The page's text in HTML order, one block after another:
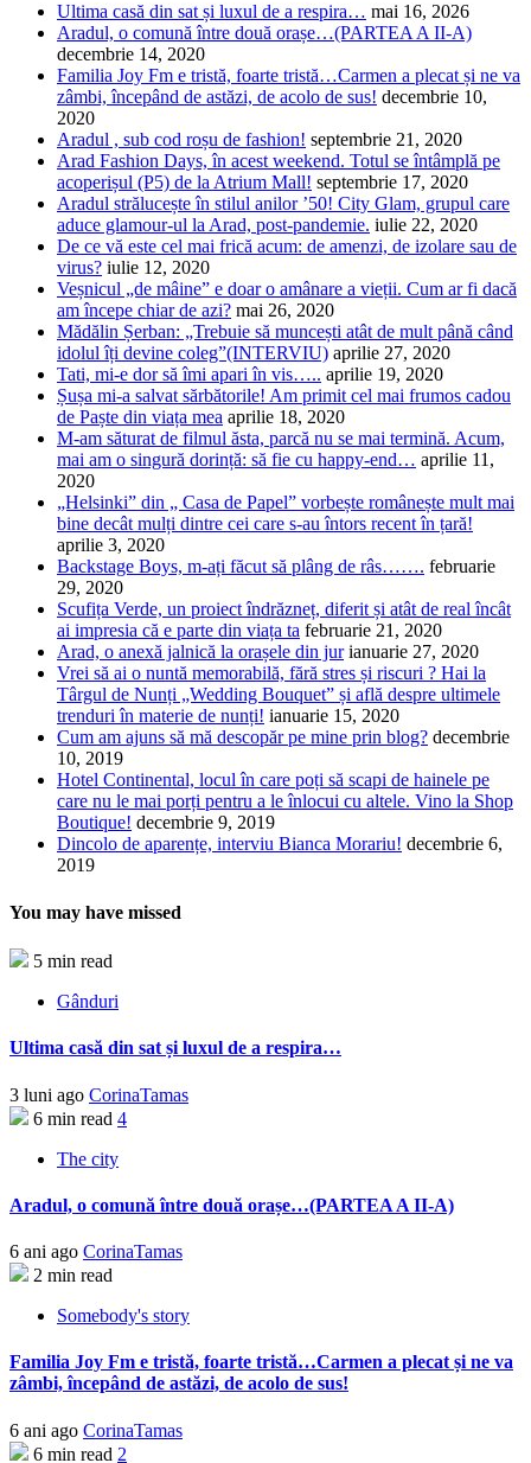
Ultima casă din sat și luxul de a respira… mai 16, 2026
Aradul, o comună între două orașe…(PARTEA A II-A)
decembrie 14, 2020
Familia Joy Fm e tristă, foarte tristă…Carmen a plecat și ne va
zâmbi, începând de astăzi, de acolo de sus! decembrie 10,
2020
Aradul , sub cod roșu de fashion! septembrie 21, 2020
Arad Fashion Days, în acest weekend. Totul se întâmplă pe
acoperișul (P5) de la Atrium Mall! septembrie 17, 2020
Aradul strălucește în stilul anilor ’50! City Glam, grupul care
aduce glamour-ul la Arad, post-pandemie. iulie 22, 2020
De ce vă este cel mai frică acum: de amenzi, de izolare sau de
virus? iulie 12, 2020
Veșnicul „de mâine” e doar o amânare a vieții. Cum ar fi dacă
am începe chiar de azi? mai 26, 2020
Mădălin Șerban: „Trebuie să muncești atât de mult până când
idolul îți devine coleg”(INTERVIU) aprilie 27, 2020
Tati, mi-e dor să îmi apari în vis….. aprilie 19, 2020
Șușa mi-a salvat sărbătorile! Am primit cel mai frumos cadou
de Paște din viața mea aprilie 18, 2020
M-am săturat de filmul ăsta, parcă nu se mai termină. Acum,
mai am o singură dorință: să fie cu happy-end… aprilie 11,
2020
„Helsinki” din „ Casa de Papel” vorbește românește mult mai
bine decât mulți dintre cei care s-au întors recent în țară!
aprilie 3, 2020
Backstage Boys, m-ați făcut să plâng de râs……. februarie
29, 2020
Scufița Verde, un proiect îndrăzneț, diferit și atât de real încât
ai impresia că e parte din viața ta februarie 21, 2020
Arad, o anexă jalnică la orașele din jur ianuarie 27, 2020
Vrei să ai o nuntă memorabilă, fără stres și riscuri ? Hai la
Târgul de Nunți „Wedding Bouquet” și află despre ultimele
trenduri în materie de nunți! ianuarie 15, 2020
Cum am ajuns să mă descopăr pe mine prin blog? decembrie
10, 2019
Hotel Continental, locul în care poți să scapi de hainele pe
care nu le mai porți pentru a le înlocui cu altele. Vino la Shop
Boutique! decembrie 9, 2019
Dincolo de aparențe, interviu Bianca Morariu! decembrie 6,
2019
You may have missed
5 min read
Gânduri
Ultima casă din sat și luxul de a respira…
3 luni ago CorinaTamas
6 min read 4
The city
Aradul, o comună între două orașe…(PARTEA A II-A)
6 ani ago CorinaTamas
2 min read
Somebody's story
Familia Joy Fm e tristă, foarte tristă…Carmen a plecat și ne va
zâmbi, începând de astăzi, de acolo de sus!
6 ani ago CorinaTamas
6 min read 2